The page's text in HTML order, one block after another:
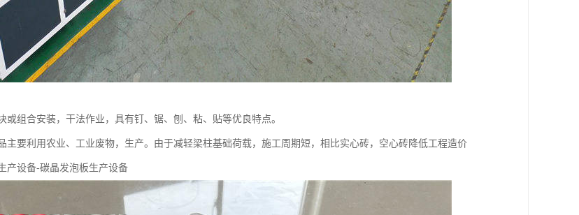
或组合安装，干法作业，具有钉、锯、刨、粘、贴等优良特点。
主要利用农业、工业废物，生产。由于减轻梁柱基础荷载，施工周期短，相比实心砖，空心砖降低工程造价
产设备-碳晶发泡板生产设备